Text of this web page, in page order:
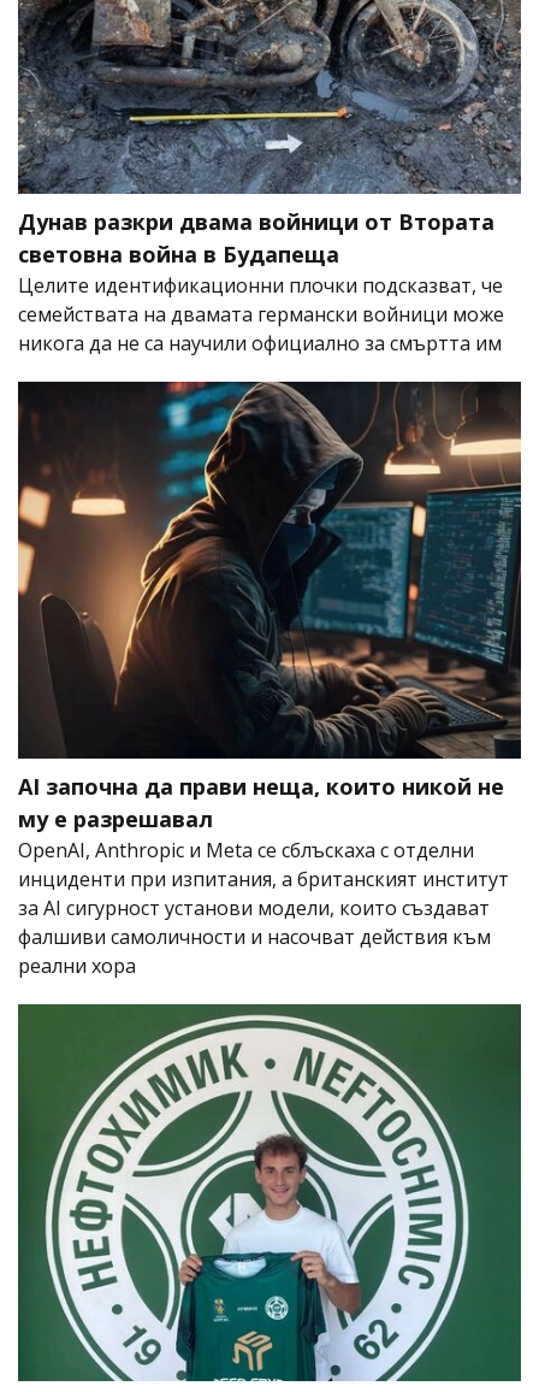
Дунав разкри двама войници от Втората
световна война в Будапеща
Целите идентификационни плочки подсказват, че
семействата на двамата германски войници може
никога да не са научили официално за смъртта им
AI започна да прави неща, които никой не
му е разрешавал
OpenAI, Anthropic и Meta се сблъскаха с отделни
инциденти при изпитания, а британският институт
за AI сигурност установи модели, които създават
фалшиви самоличности и насочват действия към
реални хора